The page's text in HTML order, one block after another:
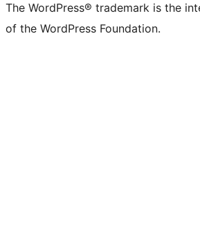
The WordPress® trademark is the
of the WordPress Foundation.